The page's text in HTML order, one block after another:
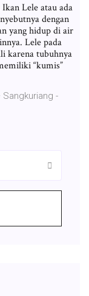
Ikan Lele atau ada
dengan
yang hidup di air
Lele pada
karena tubuhnya
“kumis”
Sangkuriang -